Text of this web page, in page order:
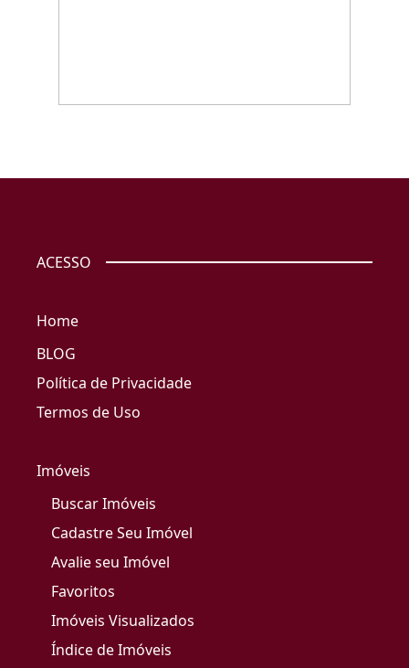
ACESSO
Home
BLOG
Política de Privacidade
Termos de Uso
Imóveis
Buscar Imóveis
Cadastre Seu Imóvel
Avalie seu Imóvel
Favoritos
Imóveis Visualizados
Índice de Imóveis